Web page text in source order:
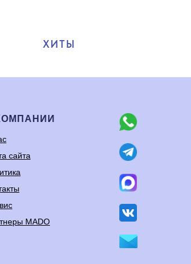
ХИТЫ
сайта
MADO